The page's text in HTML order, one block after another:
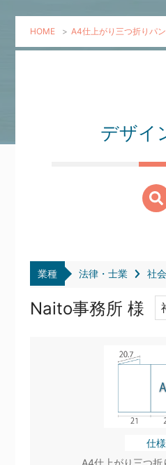
HOME > A4仕上がり三つ折りパ
デザイ
業種 法律・士業 社
Naito事務所 様
仕様
A4仕上がり三つ折